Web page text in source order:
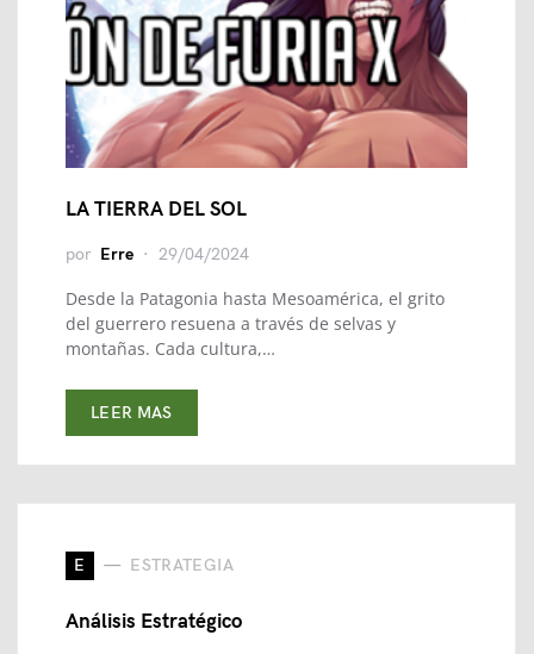
LA TIERRA DEL SOL
por Erre 29/04/2024
Desde la Patagonia hasta Mesoamérica, el grito
del guerrero resuena a través de selvas y
montañas. Cada cultura,…
LEER MAS
E ESTRATEGIA
Análisis Estratégico